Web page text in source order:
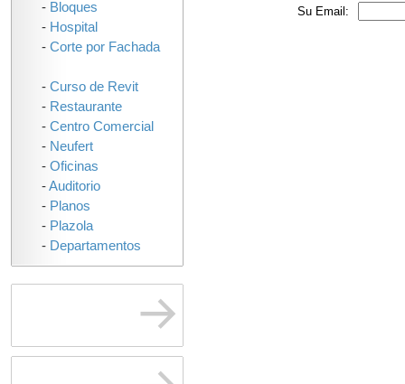
Su Email:
- Bloques
- Hospital
- Corte por Fachada
- Curso de Revit
- Restaurante
- Centro Comercial
- Neufert
- Oficinas
-Auditorio
- Planos
- Plazola
- Departamentos